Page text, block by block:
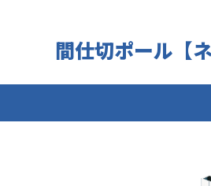
間仕切ポール【